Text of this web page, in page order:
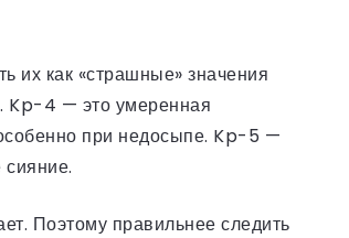
их как «страшные» значения
Kp-4 — это умеренная
при недосыпе. Kp-5 —
Поэтому правильнее следить